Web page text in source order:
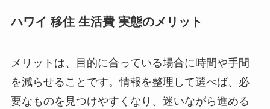
ハワイ 移住 生活費 実態のメリット
メリットは、目的に合っている場合に時間や手間
を減らせることです。情報を整理して選べば、必
要なものを見つけやすくなり、迷いながら進める